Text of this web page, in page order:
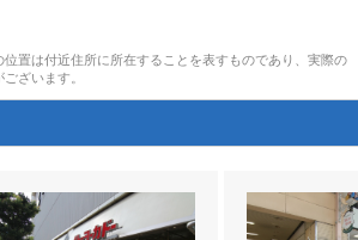
置は付近住所に所在することを表すものであり、実際の
ざいます。